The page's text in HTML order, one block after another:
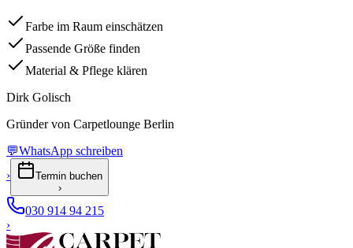
Farbe im Raum einschätzen
Passende Größe finden
Material & Pflege klären
Dirk Golisch
Gründer von Carpetlounge Berlin
💬WhatsApp schreiben
›
Termin buchen
›
030 914 94 215
›